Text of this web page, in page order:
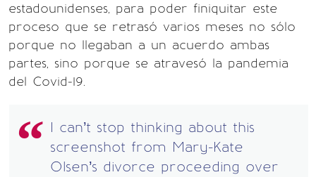
estadounidenses, para poder finiquitar este
proceso que se retrasó varios meses no sólo
porque no llegaban a un acuerdo ambas
partes, sino porque se atravesó la pandemia
del Covid-19.
I can’t stop thinking about this
screenshot from Mary-Kate
Olsen’s divorce proceeding over